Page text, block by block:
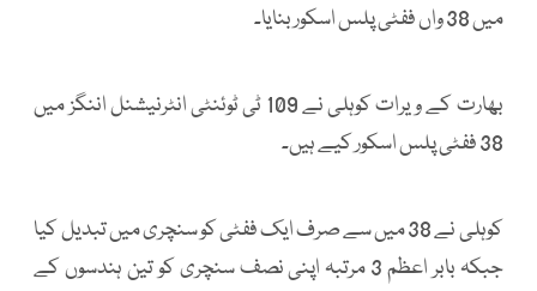
میں 38 واں ففٹی پلس اسکور بنایا۔
بھارت کے ویرات کوہلی نے 109 ٹی ٹوئنٹی انٹرنیشنل اننگز میں
38 ففٹی پلس اسکور کیے ہیں۔
کوہلی نے 38 میں سے صرف ایک ففٹی کو سنچری میں تبدیل کیا
جبکہ بابر اعظم 3 مرتبہ اپنی نصف سنچری کو تین ہندسوں کے